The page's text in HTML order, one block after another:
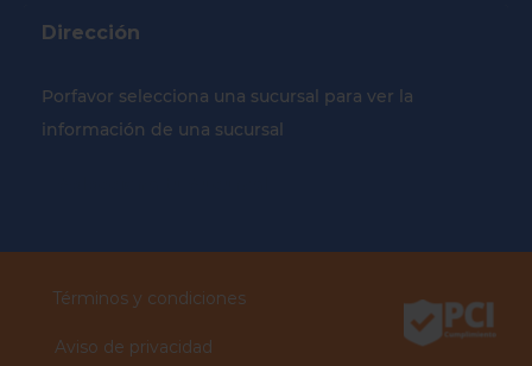
Dirección
Porfavor selecciona una sucursal para ver la
información de una sucursal
Términos y condiciones
Aviso de privacidad